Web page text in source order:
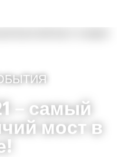
– самый
мост в